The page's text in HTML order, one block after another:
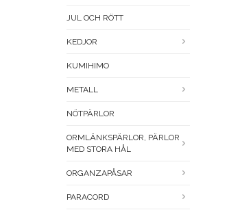
JUL OCH RÖTT
KEDJOR
KUMIHIMO
METALL
NÖTPÄRLOR
ORMLÄNKSPÄRLOR, PÄRLOR
MED STORA HÅL
ORGANZAPÅSAR
PARACORD